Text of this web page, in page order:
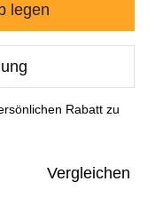
legen
Rabatt zu
Vergleichen